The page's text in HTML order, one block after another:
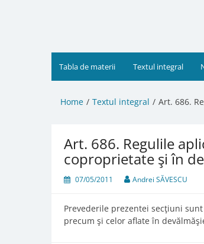
Tabla de materii Textul integral
Home Textul integral Art. 686.
Art. 686. Regulile
coproprietate şi în
07/05/2011 Andrei SĂVESCU
Prevederile prezentei secţiuni
precum şi celor aflate în